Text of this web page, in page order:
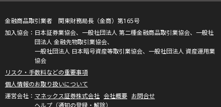
金融商品取引業者 関東財務局長（金商）第165号
日本証券業協会、一般社団法人 第二種金融商品取引業協会、一般社
団法人 金融先物取引業協会、
一般社団法人 日本暗号資産等取引業協会、一般社団法人 資産運用業
協会
リスク・手数料などの重要事項
個人情報のお取り扱いについて
マネックス証券株式会社 会社概要 お問合せ
ヘルプ（通知の登録・解除）